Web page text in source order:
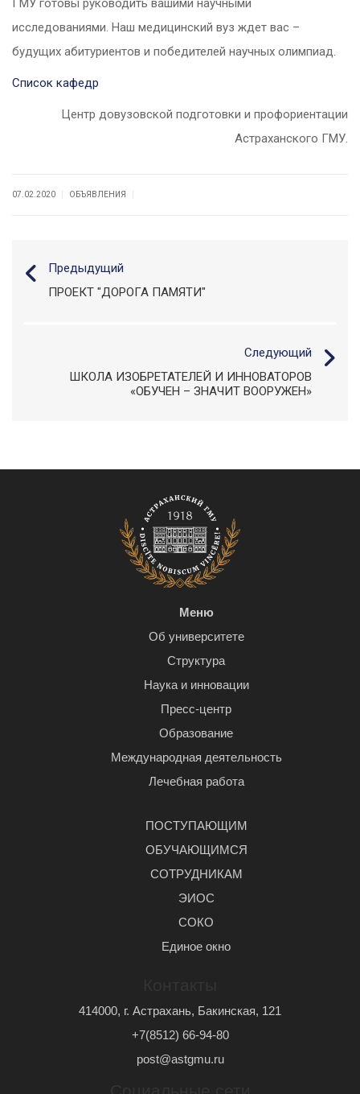
ГМУ готовы руководить вашими научными
исследованиями. Наш медицинский вуз ждет вас –
будущих абитуриентов и победителей научных олимпиад.
Список кафедр
Центр довузовской подготовки и профориентации
Астраханского ГМУ.
07.02.2020 ОБЪЯВЛЕНИЯ
Предыдущий
ПРОЕКТ "ДОРОГА ПАМЯТИ"
Следующий
ШКОЛА ИЗОБРЕТАТЕЛЕЙ И ИННОВАТОРОВ
«ОБУЧЕН – ЗНАЧИТ ВООРУЖЕН»
Меню
Об университете
Структура
Наука и инновации
Пресс-центр
Образование
Международная деятельность
Лечебная работа
ПОСТУПАЮЩИМ
ОБУЧАЮЩИМСЯ
СОТРУДНИКАМ
ЭИОС
СОКО
Единое окно
414000, г. Астрахань, Бакинская, 121
+7(8512) 66-94-80
post@astgmu.ru